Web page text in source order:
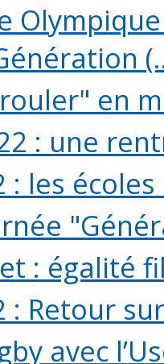
en
: une
: les
: égalité
: Retour
avec